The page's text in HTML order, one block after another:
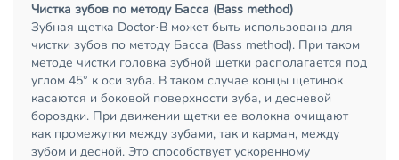
Чистка зубов по методу Басса (Bass method)
Зубная щетка Doctor·B может быть использована для
чистки зубов по методу Басса (Bass method). При таком
методе чистки головка зубной щетки располагается под
углом 45° к оси зуба. В таком случае концы щетинок
касаются и боковой поверхности зуба, и десневой
бороздки. При движении щетки ее волокна очищают
как промежутки между зубами, так и карман, между
зубом и десной. Это способствует ускоренному